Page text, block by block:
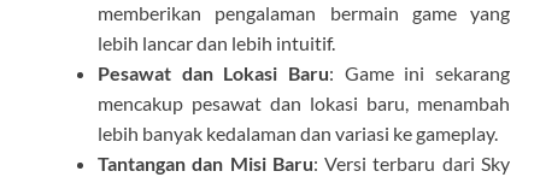
memberikan pengalaman bermain game yang
lebih lancar dan lebih intuitif.
Pesawat dan Lokasi Baru: Game ini sekarang
mencakup pesawat dan lokasi baru, menambah
lebih banyak kedalaman dan variasi ke gameplay.
Tantangan dan Misi Baru: Versi terbaru dari Sky